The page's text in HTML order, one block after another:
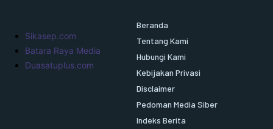
Sikasep.com
Batara Raya Media
Duasatuplus.com
Beranda
Tentang Kami
Hubungi Kami
Kebijakan Privasi
Disclaimer
Pedoman Media Siber
Indeks Berita